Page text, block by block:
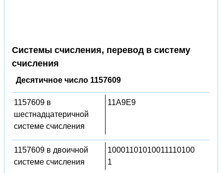
Системы счисления, перевод в систему
счисления
Десятичное число 1157609
1157609 в
шестнадцатеричной
системе счисления
11A9E9
1157609 в двоичной
системе счисления
10001101010011110100
1